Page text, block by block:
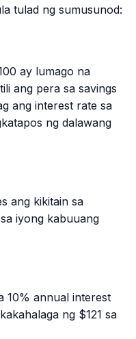
tulad ng sumusunod:
ay lumago na
ang pera sa savings
ang interest rate sa
ng dalawang
ang kikitain sa
iyong kabuuang
10% annual interest
ng $121 sa